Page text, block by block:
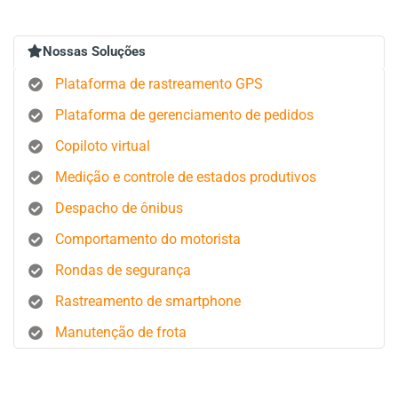
Nossas Soluções
Plataforma de rastreamento GPS
Plataforma de gerenciamento de pedidos
Copiloto virtual
Medição e controle de estados produtivos
Despacho de ônibus
Comportamento do motorista
Rondas de segurança
Rastreamento de smartphone
Manutenção de frota